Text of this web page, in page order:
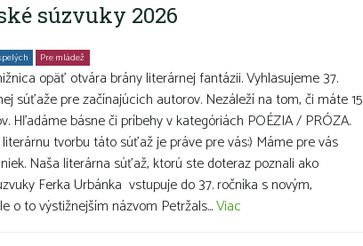
súzvuky 2026
Pre mládež
opäť otvára brány literárnej fantázii. Vyhlasujeme 37.
súťaže pre začínajúcich autorov. Nezáleží na tom, či máte 15
Hľadáme básne či príbehy v kategóriách POÉZIA / PRÓZA.
tvorbu táto súťaž je práve pre vás:) Máme pre vás
Naša literárna súťaž, ktorú ste doteraz poznali ako
Ferka Urbánka vstupuje do 37. ročníka s novým,
o to výstižnejším názvom Petržals...Viac